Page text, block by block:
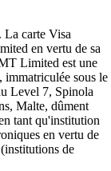
carte Visa
en vertu de sa
Limited est une
immatriculée sous le
Level 7, Spinola
Malte, dûment
tant qu'institution
en vertu de
de